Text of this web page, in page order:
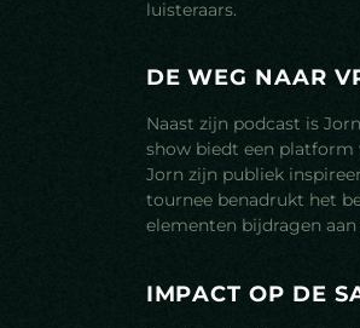
luisteraars.
DE WEG NAAR V
Naast zijn podcast is
show biedt een platform
Jorn zijn publiek
tournee benadrukt het
elementen bijdragen aan
IMPACT OP DE S